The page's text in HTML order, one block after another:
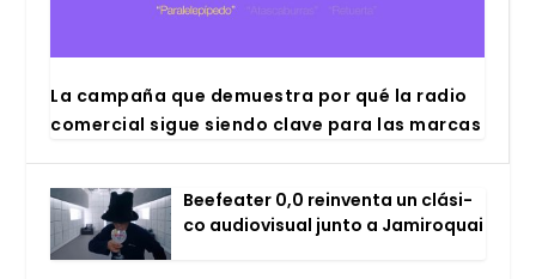
La cam­pa­ña que demues­tra por qué la radio
comer­cial sigue sien­do cla­ve para las mar­cas
Bee­fea­ter 0,0 rein­ven­ta un clá­si­
co audio­vi­sual jun­to a Jami­ro­quai